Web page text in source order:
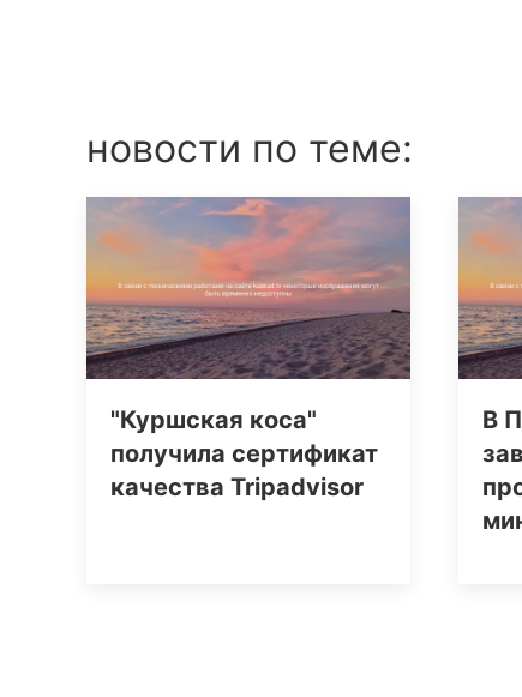
новости по теме:
"Куршская коса"
получила сертификат
качества Tripаdvisor
В